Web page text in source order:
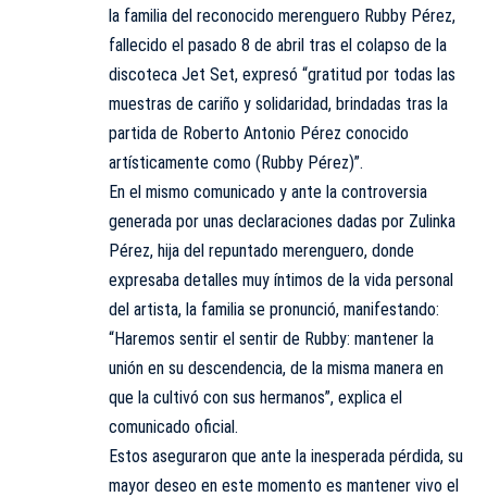
la familia del reconocido merenguero Rubby Pérez,
fallecido el pasado 8 de abril tras el colapso de la
discoteca Jet Set, expresó “gratitud por todas las
muestras de cariño y solidaridad, brindadas tras la
partida de Roberto Antonio Pérez conocido
artísticamente como (Rubby Pérez)”.
En el mismo comunicado y ante la controversia
generada por unas declaraciones dadas por Zulinka
Pérez, hija del repuntado merenguero, donde
expresaba detalles muy íntimos de la vida personal
del artista, la familia se pronunció, manifestando:
“Haremos sentir el sentir de Rubby: mantener la
unión en su descendencia, de la misma manera en
que la cultivó con sus hermanos”, explica el
comunicado oficial.
Estos aseguraron que ante la inesperada pérdida, su
mayor deseo en este momento es mantener vivo el